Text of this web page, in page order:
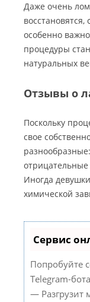
Даже очень
особенно
процедуры
натуральных
Отзывы о
Поскольку
свое
Иногда
химической
Сервис
Попробуйте
Telegram-
— Разгрузит